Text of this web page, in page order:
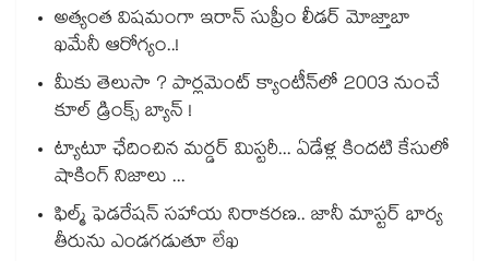
అత్యంత విషమంగా ఇరాన్ సుప్రీం లీడర్ మోజ్తాబా
ఖమేనీ ఆరోగ్యం..!
మీకు తెలుసా ? పార్లమెంట్ క్యాంటీన్⁪లో 2003 నుంచే
కూల్ డ్రింక్స్ బ్యాన్ !
ట్యాటూ ఛేదించిన మర్డర్ మిస్టరీ... ఏడేళ్ల కిందటి కేసులో
షాకింగ్ నిజాలు ...
ఫిల్మ్ ఫెడరేషన్ సహాయ నిరాకరణ.. జానీ మాస్టర్ భార్య
తీరును ఎండగడుతూ లేఖ